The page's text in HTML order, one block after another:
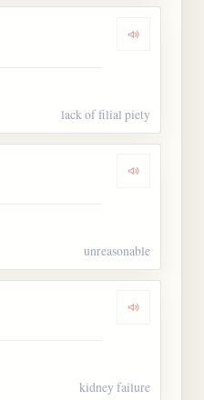
Dengarkan
lack of filial piety
Dengarkan
unreasonable
Dengarkan
kidney failure